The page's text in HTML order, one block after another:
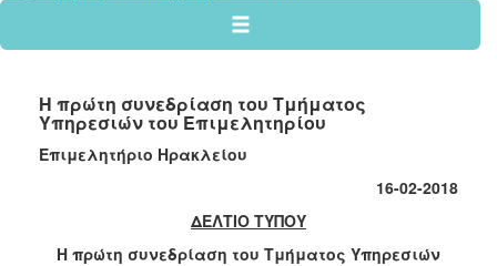
2024
2022
2021
2018
Η πρώτη συνεδρίαση του Τμήματος
Υπηρεσιών του Επιμελητηρίου
Επιμελητήριο Ηρακλείου
16-02-2018
ΔΕΛΤΙΟ ΤΥΠΟΥ
Η πρώτη συνεδρίαση του Τμήματος Υπηρεσιών